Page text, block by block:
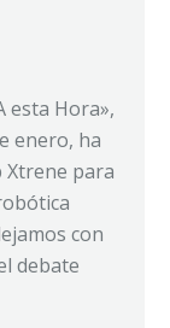
esta Hora»,
enero, ha
Xtrene para
con
debate